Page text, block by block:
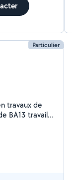
Particulier
travaux de
BA13 travail